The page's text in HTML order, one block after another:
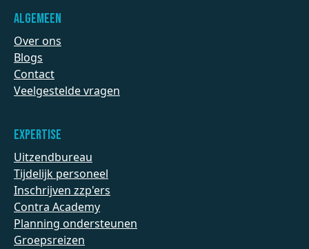
Algemeen
Over ons
Blogs
Contact
Veelgestelde vragen
Expertise
Uitzendbureau
Tijdelijk personeel
Inschrijven zzp'ers
Contra Academy
Planning ondersteunen
Groepsreizen